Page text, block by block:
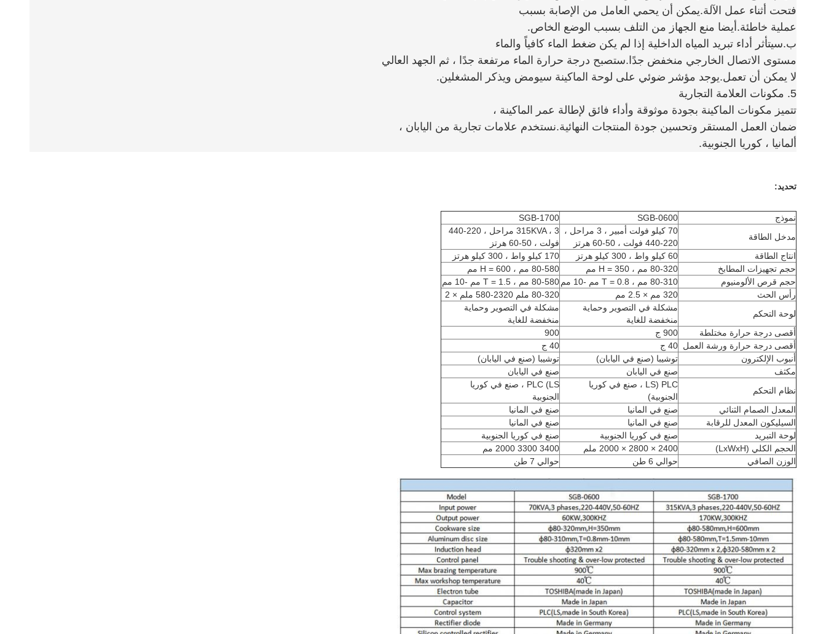
فتحت أثناء عمل الآلة.يمكن أن يحمي العامل من الإصابة بسبب
عملية خاطئة.أيضا منع الجهاز من التلف بسبب الوضع الخاص.
ب.سيتأثر أداء تبريد المياه الداخلية إذا لم يكن ضغط الماء كافياً والماء
مستوى الاتصال الخارجي منخفض جدًا.ستصبح درجة حرارة الماء مرتفعة جدًا ، ثم الجهد العالي
لا يمكن أن تعمل.يوجد مؤشر ضوئي على لوحة الماكينة سيومض ويذكر المشغلين.
5. مكونات العلامة التجارية
تتميز مكونات الماكينة بجودة موثوقة وأداء فائق لإطالة عمر الماكينة ،
ضمان العمل المستقر وتحسين جودة المنتجات النهائية.نستخدم علامات تجارية من اليابان ،
ألمانيا ، كوريا الجنوبية.
تحديد:
نموذج SGB-0600
SGB-1700
مدخل الطاقة
70 كيلو فولت أمبير ، 3 مراحل ،
220-440 فولت ، 50-60 هرتز
315KVA ، 3 مراحل ، 220-440
فولت ، 50-60 هرتز
انتاج الطاقة
60 كيلو واط ، 300 كيلو هرتز
170 كيلو واط ، 300 كيلو هرتز
حجم تجهيزات المطابخ
80-320 مم ، H = 350 مم
80-580 مم ، H = 600 مم
حجم قرص الألومنيوم
80-310 مم ، T = 0.8 مم -10 مم
80-580 مم ، T = 1.5 مم -10 مم
رأس الحث
320 مم × 2.5 مم
80-320 ملم 2320-580 ملم × 2
لوحة التحكم
مشكلة في التصوير وحماية
منخفضة للغاية
مشكلة في التصوير وحماية
منخفضة للغاية
أقصى درجة حرارة مختلطة
900 ج
900
أقصى درجة حرارة ورشة العمل 40 ج
40 ج
أنبوب الإلكترون
توشيبا (صنع في اليابان)
توشيبا (صنع في اليابان)
مكثف
صنع في اليابان
صنع في اليابان
نظام التحكم
PLC (LS ، صنع في كوريا
الجنوبية)
PLC (LS ، صنع في كوريا
الجنوبية
المعدل الصمام الثنائي
صنع في المانيا
صنع في المانيا
السيليكون المعدل للرقابة
صنع في المانيا
صنع في المانيا
لوحة التبريد
صنع في كوريا الجنوبية
صنع في كوريا الجنوبية
الحجم الكلي (LxWxH)
2400 × 2800 × 2000 ملم
3400 3300 2000 مم
الوزن الصافي
حوالي 6 طن حوالي 7 طن